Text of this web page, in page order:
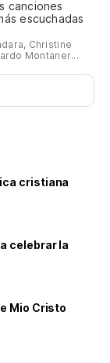
canciones
escuchadas
Christine
Montaner...
cristiana
celebrar la
Mio Cristo